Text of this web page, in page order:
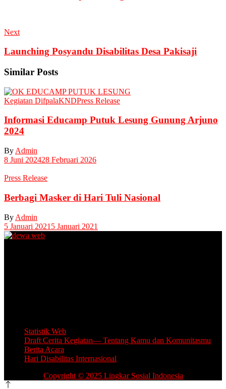
Next
Launching Posyandu Disabilitas Desa Pakisaji
Similar Posts
Kegiatan DifpalaKNDPress Release
Informasi Educamp Putuk Lesung Gunung Arjuno
2024
By Admin
8 Juni 202428 Februari 2026
Press Release
Berbagi Masker di Hari Tuli Nasional
By Admin
5 Januari 2021 5 Januari 2021
Statistik Web
Draft Cerita Kegiatan— Tentang Kamu dan Komunitasmu
Berita Acara
Hari Disabilitas Internasional
Copyright © 2025 Lingkar Sosial Indonesia